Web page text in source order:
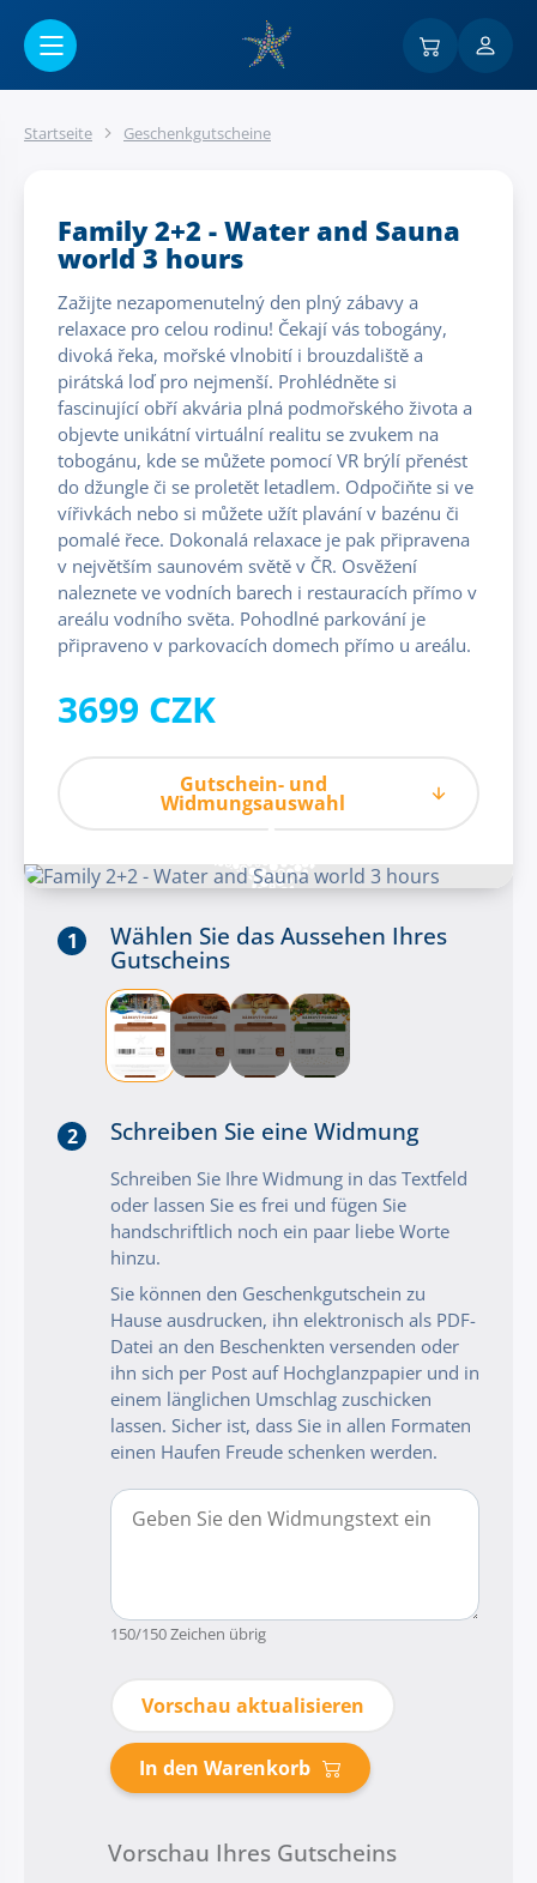
Startseite Geschenkgutscheine
Family 2+2 - Water and Sauna
world 3 hours
Zažijte nezapomenutelný den plný zábavy a
relaxace pro celou rodinu! Čekají vás tobogány,
divoká řeka, mořské vlnobití i brouzdaliště a
pirátská loď pro nejmenší. Prohlédněte si
fascinující obří akvária plná podmořského života a
objevte unikátní virtuální realitu se zvukem na
tobogánu, kde se můžete pomocí VR brýlí přenést
do džungle či se proletět letadlem. Odpočiňte si ve
vířivkách nebo si můžete užít plavání v bazénu či
pomalé řece. Dokonalá relaxace je pak připravena
v největším saunovém světě v ČR. Osvěžení
naleznete ve vodních barech i restauracích přímo v
areálu vodního světa. Pohodlné parkování je
připraveno v parkovacích domech přímo u areálu.
3699 CZK
Gutschein- und
Widmungsauswahl
1 Wählen Sie das Aussehen Ihres
Gutscheins
2 Schreiben Sie eine Widmung
Schreiben Sie Ihre Widmung in das Textfeld
oder lassen Sie es frei und fügen Sie
handschriftlich noch ein paar liebe Worte
hinzu.
Sie können den Geschenkgutschein zu
Hause ausdrucken, ihn elektronisch als PDF-
Datei an den Beschenkten versenden oder
ihn sich per Post auf Hochglanzpapier und in
einem länglichen Umschlag zuschicken
lassen. Sicher ist, dass Sie in allen Formaten
einen Haufen Freude schenken werden.
150/150 Zeichen übrig
Vorschau aktualisieren
In den Warenkorb
Vorschau Ihres Gutscheins